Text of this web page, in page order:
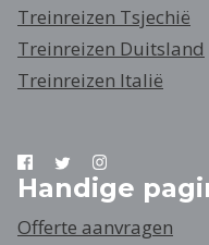
Treinreizen Tsjechië
Treinreizen Duitsland
Treinreizen Italië
Handige
Offerte aanvragen